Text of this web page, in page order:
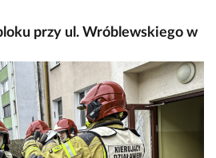
przy ul. Wróblewskiego w